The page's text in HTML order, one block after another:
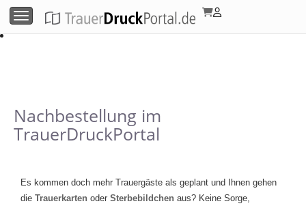
Menü umschalten
Nachbestellung im
TrauerDruckPortal
Es kommen doch mehr Trauergäste als geplant und Ihnen gehen
die Trauerkarten oder Sterbebildchen aus? Keine Sorge,